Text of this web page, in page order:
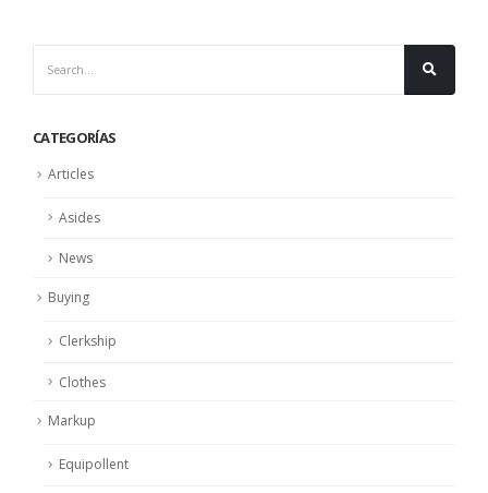
CATEGORÍAS
Articles
Asides
News
Buying
Clerkship
Clothes
Markup
Equipollent